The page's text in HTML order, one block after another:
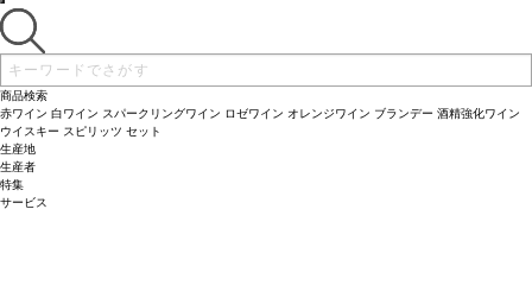
同様の場合は自動的に次のヴィンテージに変更されます、ご了承ください。
く。タンニンは素晴らしく溶け込んでいて、噛みごたえがある。
で焼いたラムチョップ、ステーキ、ビーフシチューなどと好相性
カベルネ・ソーヴィニヨン
同様の場合は自動的に次のヴィンテージに変更されます、ご了承ください。
商品検索
赤ワイン 白ワイン スパークリングワイン ロゼワイン オレンジワイン ブランデー 酒精強化ワイン
ウイスキー スピリッツ セット
生産地
生産者
特集
サービス